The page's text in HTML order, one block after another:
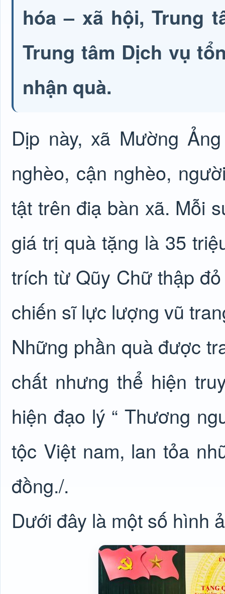
hóa – xã hội, Trung
Trung tâm Dịch vụ
nhận quà.
Dịp này, xã Mường
nghèo, cận nghèo,
tật trên điạ bàn xã. Mỗi
giá trị quà tặng là 35
trích từ Qũy Chữ thập
chiến sĩ lực lượng vũ
Những phần quà được
chất nhưng thể hiện
hiện đạo lý “ Thương
tộc Việt nam, lan tỏa
đồng./.
Dưới đây là một số hình